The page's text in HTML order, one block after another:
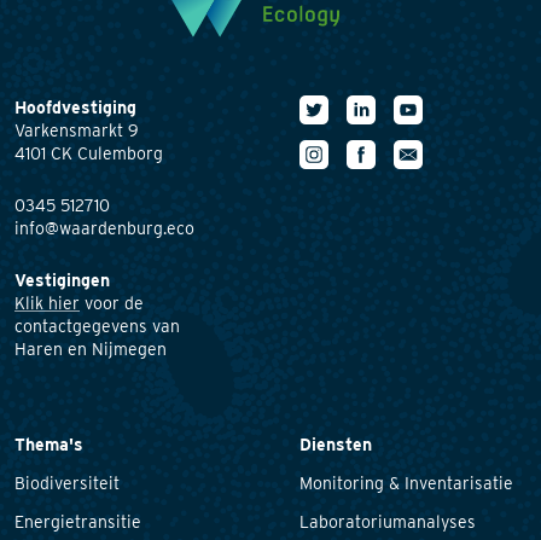
Hoofdvestiging
Varkensmarkt 9
4101 CK Culemborg
0345 512710
info@waardenburg.eco
Vestigingen
Klik hier voor de
contactgegevens van
Haren en Nijmegen
Thema's
Biodiversiteit
Energietransitie
Diensten
Monitoring & Inventarisatie
Laboratoriumanalyses